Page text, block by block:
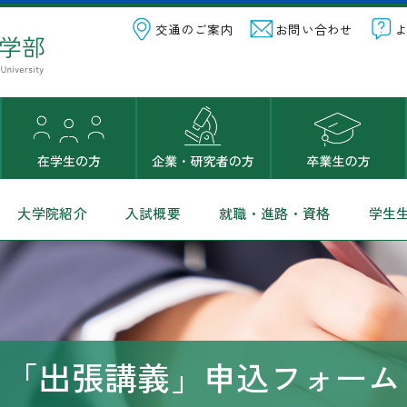
交通のご案内 お問い合わせ
大学院紹介 入試概要 就職・進路・資格 学生
「出張講義」申込フォーム